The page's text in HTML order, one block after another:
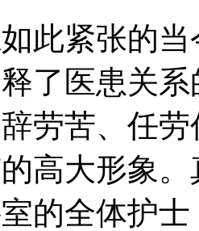
此紧张的
了医患关
劳苦、任
高大形象
的全体护